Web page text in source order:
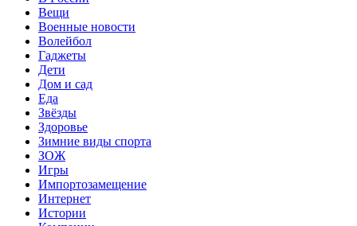
Вещи
Военные новости
Волейбол
Гаджеты
Дети
Дом и сад
Еда
Звёзды
Здоровье
Зимние виды спорта
ЗОЖ
Игры
Импортозамещение
Интернет
Истории